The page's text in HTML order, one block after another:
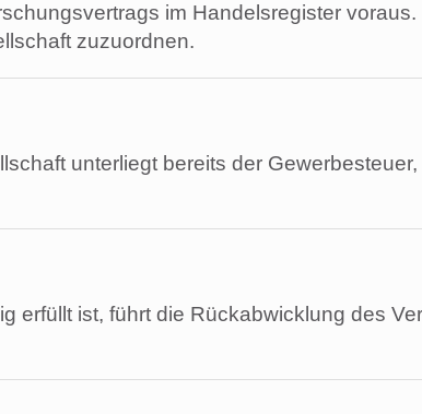
im Handelsregister voraus.
zuzuordnen.
unterliegt bereits der
erfüllt ist, führt die Rückabwicklung des